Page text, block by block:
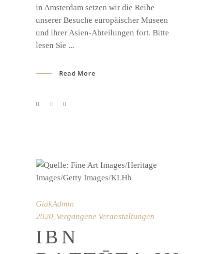
in Amsterdam setzen wir die Reihe
unserer Besuche europäischer Museen
und ihrer Asien-Abteilungen fort. Bitte
lesen Sie
Read More
GiakAdmin
2020, Vergangene Veranstaltungen
IBN